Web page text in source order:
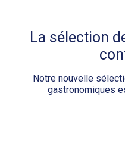
La sélection
Notre nouvelle
gastronomiques